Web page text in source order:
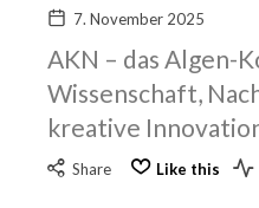
7. November 2025
AKN – das Algen-
Wissenschaft,
kreative
Share Like this